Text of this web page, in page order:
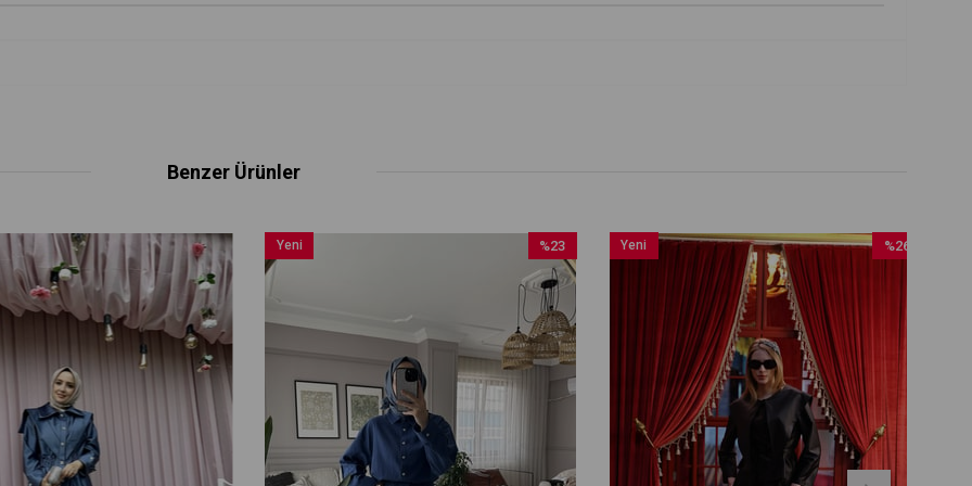
Benzer Ürünler
%23
İndirim
%23İndirim
Yeni
Ürün
%26
Yeni